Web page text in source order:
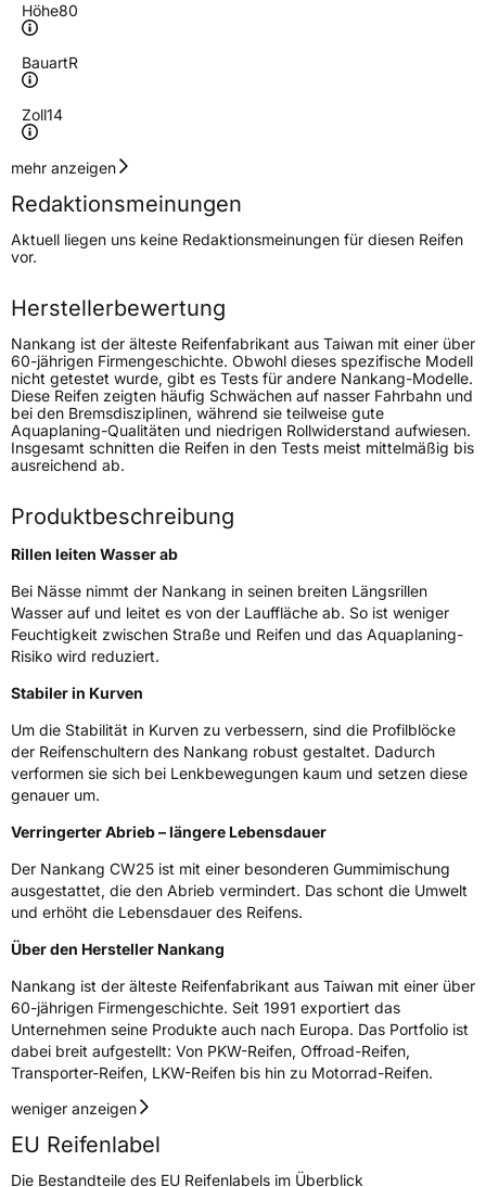
Höhe80
BauartR
Zoll14
Geschwindigkeitsindex
Höchstgeschwindigkeit
170 km/h
Lastindex97/95
Höchstlast730/690 kg
Generelle Merkmale
FahrzeugtypTransporter
VerwendungSommerreifen
ModellnameCW 25
Fahrzeugart Transporter
SchlauchtypTL
ZustandNeureifen
C-Reifen Ja
EU Label
EffizienzC
NasshaftungC
Rollgeräusch (dB)72
FahrzeugklasseC2
3PMSF / Schneeflockensymbol / Alpine-SymbolNein
Eisgrip Nein
EPREL ID466731
mehr anzeigen
Redaktionsmeinungen
Aktuell liegen uns keine Redaktionsmeinungen für diesen Reifen
vor.
Herstellerbewertung
Nankang ist der älteste Reifenfabrikant aus Taiwan mit einer über
60-jährigen Firmengeschichte. Obwohl dieses spezifische Modell
nicht getestet wurde, gibt es Tests für andere Nankang-Modelle.
Diese Reifen zeigten häufig Schwächen auf nasser Fahrbahn und
bei den Bremsdisziplinen, während sie teilweise gute
Aquaplaning-Qualitäten und niedrigen Rollwiderstand aufwiesen.
Insgesamt schnitten die Reifen in den Tests meist mittelmäßig bis
ausreichend ab.
Produktbeschreibung
Rillen leiten Wasser ab
Bei Nässe nimmt der Nankang in seinen breiten Längsrillen
Wasser auf und leitet es von der Lauffläche ab. So ist weniger
Feuchtigkeit zwischen Straße und Reifen und das Aquaplaning-
Risiko wird reduziert.
Stabiler in Kurven
Um die Stabilität in Kurven zu verbessern, sind die Profilblöcke
der Reifenschultern des Nankang robust gestaltet. Dadurch
verformen sie sich bei Lenkbewegungen kaum und setzen diese
genauer um.
Verringerter Abrieb – längere Lebensdauer
Der Nankang CW25 ist mit einer besonderen Gummimischung
ausgestattet, die den Abrieb vermindert. Das schont die Umwelt
und erhöht die Lebensdauer des Reifens.
Über den Hersteller Nankang
Nankang ist der älteste Reifenfabrikant aus Taiwan mit einer über
60-jährigen Firmengeschichte. Seit 1991 exportiert das
Unternehmen seine Produkte auch nach Europa. Das Portfolio ist
dabei breit aufgestellt: Von PKW-Reifen, Offroad-Reifen,
Transporter-Reifen, LKW-Reifen bis hin zu Motorrad-Reifen.
weniger anzeigen
EU Reifenlabel
Die Bestandteile des EU Reifenlabels im Überblick